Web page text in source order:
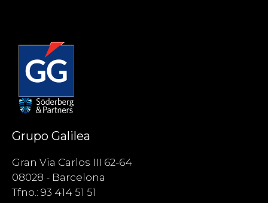
Grupo Galilea
Gran Via Carlos III 62-64
08028 - Barcelona
Tfno.: 93 414 51 51